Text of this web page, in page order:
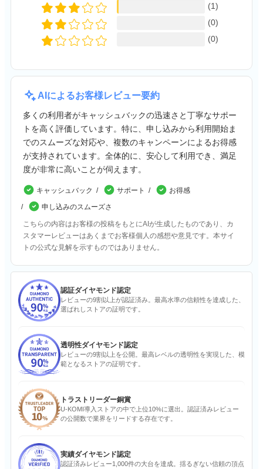
(1)
(0)
(0)
AIによるお客様レビュー要約
多くの利用者がキャッシュバックの迅速さと丁寧なサポー
トを高く評価しています。特に、申し込みから利用開始ま
でのスムーズな対応や、複数のキャンペーンによるお得感
が支持されています。全体的に、安心して利用でき、満足
度が非常に高いことが伺えます。
キャッシュバック サポート
お得感
申し込みのスムーズさ
こちらの内容はお客様の投稿をもとにAIが生成したものであり、カ
スタマーレビューはあくまでお客様個人の感想や意見です。本サイ
トの公式な見解を示すものではありません。
認証ダイヤモンド認定
レビューの9割以上が認証済み。最高水準の信頼性を達成した、
選ばれしストアの証明です。
透明性ダイヤモンド認定
レビューの9割以上を公開。最高レベルの透明性を実現した、模
範となるストアの証明です。
トラストリーダー銅賞
U-KOMI導入ストアの中で上位10%に選出。認証済みレビュー
の公開数で業界をリードする存在です。
実績ダイヤモンド認定
認証済みレビュー1,000件の大台を達成。揺るぎない信頼の頂点